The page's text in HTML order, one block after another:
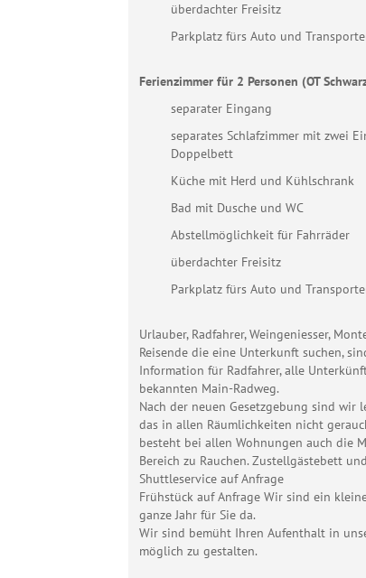
überdachter Freisitz
Parkplatz fürs Auto und
Ferienzimmer für 2 Personen (OT
separater Eingang
separates Schlafzimmer mit zwei
Doppelbett
Küche mit Herd und Kühlschrank
Bad mit Dusche und WC
Abstellmöglichkeit für Fahrräder
überdachter Freisitz
Parkplatz fürs Auto und
Urlauber, Radfahrer, Weingeniesser,
Reisende die eine Unterkunft suchen,
Information für Radfahrer, alle
bekannten Main-Radweg.
Nach der neuen Gesetzgebung sind wir
das in allen Räumlichkeiten nicht
besteht bei allen Wohnungen auch die
Bereich zu Rauchen. Zustellgästebett
Shuttleservice auf Anfrage
Frühstück auf Anfrage Wir sind ein
ganze Jahr für Sie da.
Wir sind bemüht Ihren Aufenthalt in
möglich zu gestalten.